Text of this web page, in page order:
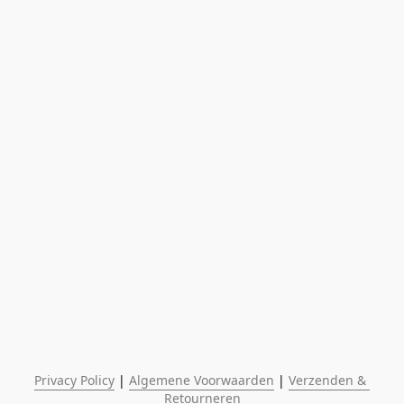
Privacy Policy | Algemene Voorwaarden | Verzenden &
Retourneren